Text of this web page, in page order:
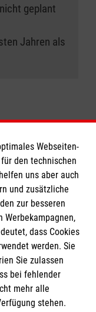
geplant
Jahren als
Webseiten-
den technischen
uns aber auch
und zusätzliche
zur besseren
Werbekampagnen,
dass Cookies
werden. Sie
Sie zulassen
bei fehlender
mehr alle
stehen.